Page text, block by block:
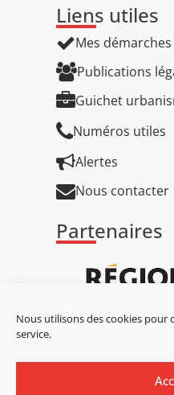
Nous utilisons des cookies
service.
Liens utiles
Mes démarches
Publications
Guichet
Numéros utiles
Alertes
Nous contacter
Partenaires